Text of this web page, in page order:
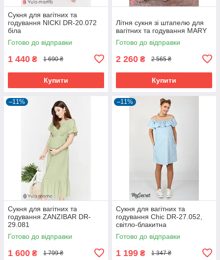
Сукня для вагітних та
годування NICKI DR-20.072
біла
Готово до відправки
1 440 ₴ 1 690 ₴
Купити
Літня сукня зі штапелю для
вагітних та годування MARY
Готово до відправки
2 260 ₴ 2 565 ₴
Купити
–11%
Сукня для вагітних та
годування ZANZIBAR DR-
29.081
Готово до відправки
1 600 ₴ 1 799 ₴
–11%
Сукня для вагітних та
годування Chic DR-27.052,
світло-блакитна
Готово до відправки
1 199 ₴ 1 347 ₴